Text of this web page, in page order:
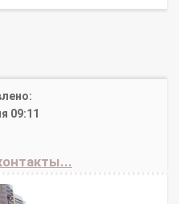
09:11